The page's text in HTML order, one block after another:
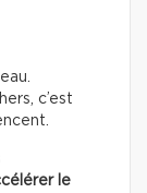
c’est
le